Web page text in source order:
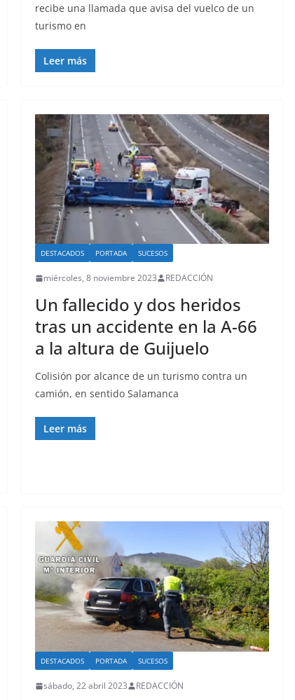
recibe una llamada que avisa del vuelco de un
turismo en
Leer más
DESTACADOS PORTADA SUCESOS
miércoles, 8 noviembre 2023 REDACCIÓN
Un fallecido y dos heridos
tras un accidente en la A-66
a la altura de Guijuelo
Colisión por alcance de un turismo contra un
camión, en sentido Salamanca
Leer más
DESTACADOS PORTADA SUCESOS
sábado, 22 abril 2023 REDACCIÓN